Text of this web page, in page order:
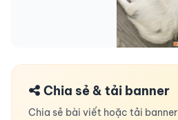
Chia sẻ & tải banner
Chia sẻ bài viết hoặc tải